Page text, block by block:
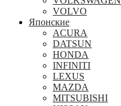
VOLVO
Японские
ACURA
DATSUN
HONDA
INFINITI
LEXUS
MAZDA
MITSUBISHI